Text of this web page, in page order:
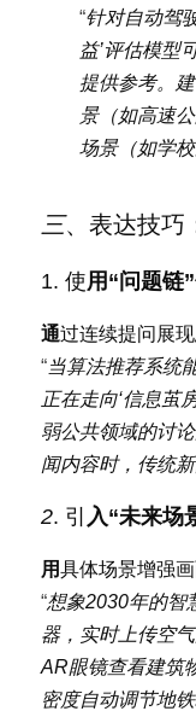
“针对自动驾
益’评估模型
提供参考。
景（如高速
场景（如学
三、表达技巧
1. 使用“问题链
通过连续提问展
“当算法推荐系统
正在走向‘信息茧
弱公共领域的讨
闻内容时，传统
2. 引 入“未来场
用具体场景增强画
“想象2030年的智
器，实时上传空
AR眼镜查看建筑
密度自动调节地